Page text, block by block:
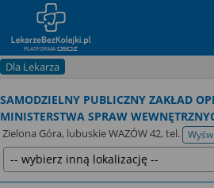
Dla Lekarza
SAMODZIELNY PUBLICZNY ZAKŁAD
MINISTERSTWA SPRAW
Zielona Góra, lubuskie WAZÓW 42, tel.